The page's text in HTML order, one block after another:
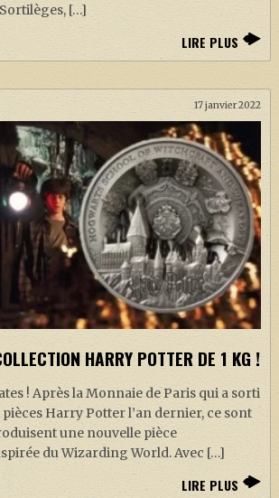
[…]
LIRE PLUS
17 janvier 2022
HARRY POTTER DE 1 KG !
! Après la Monnaie de Paris qui a sorti
Harry Potter l’an dernier, ce sont
une nouvelle pièce
du Wizarding World. Avec […]
LIRE PLUS